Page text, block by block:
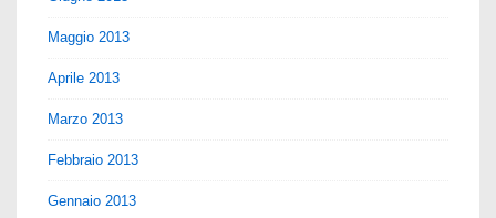
Maggio 2013
Aprile 2013
Marzo 2013
Febbraio 2013
Gennaio 2013